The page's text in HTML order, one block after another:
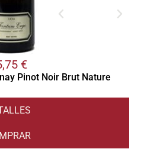
€
Pinot Noir Brut Nature